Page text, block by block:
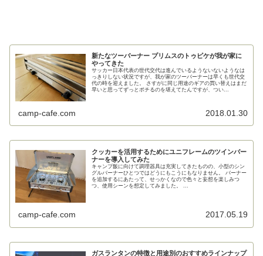
新たなツーバーナー プリムスのトゥピケが我が家に
やってきた
サッカー日本代表の世代交代は進んでいるようないないようなは
っきりしない状況ですが、我が家のツーバーナーは早くも世代交
代の時を迎えました。 さすがに同じ用途のギアの買い替えはまだ
早いと思ってずっとポチるのを堪えてたんですが、つい...
camp-cafe.com 2018.01.30
クッカーを活用するためにユニフレームのツインバー
ナーを導入してみた
キャンプ飯に向けて調理器具は充実してきたものの、小型のシン
グルバーナーひとつではどうにもこうにもなりません。 バーナー
を追加するにあたって、せっかくなので色々と妄想を楽しみつ
つ、使用シーンを想定してみました。 ...
camp-cafe.com 2017.05.19
ガスランタンの特徴と用途別のおすすめラインナップ